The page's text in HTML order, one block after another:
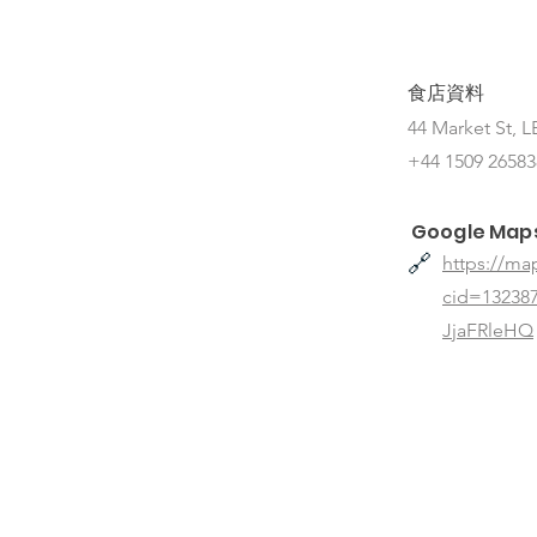
食店資料
44 Market St,
+44 1509
Google
🔗 https://
JjaFRleHQ